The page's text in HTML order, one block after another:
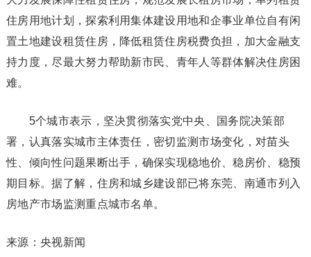
住房用地计划，探索利用集体建设用地和企事业单位自有闲
置土地建设租赁住房，降低租赁住房税费负担，加大金融支
持力度，尽最大努力帮助新市民、青年人等群体解决住房困
难。
5个城市表示，坚决贯彻落实党中央、国务院决策部
署，认真落实城市主体责任，密切监测市场变化，对苗头
性、倾向性问题果断出手，确保实现稳地价、稳房价、稳预
期目标。据了解，住房和城乡建设部已将东莞、南通市列入
房地产市场监测重点城市名单。
来源：央视新闻